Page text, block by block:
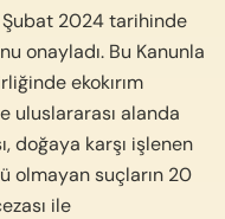
2024 tarihinde
onayladı. Bu Kanunla
ekokırım
uluslararası alanda
doğaya karşı işlenen
olmayan suçların 20
ile